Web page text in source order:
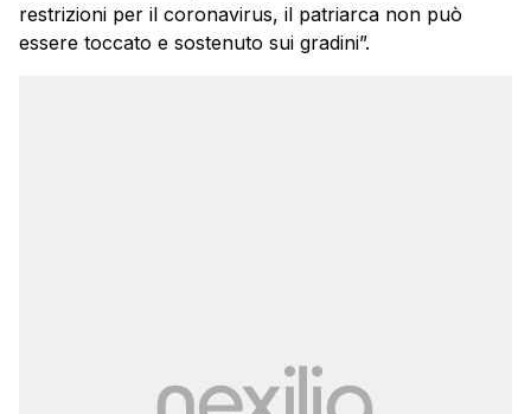
restrizioni per il coronavirus, il patriarca non può
essere toccato e sostenuto sui gradini”.